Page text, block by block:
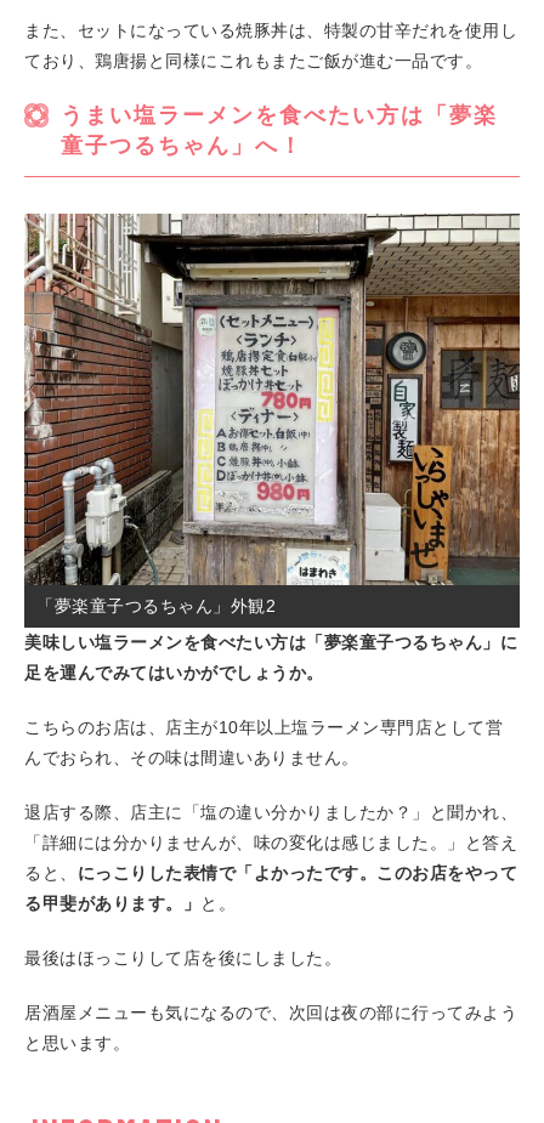
また、セットになっている焼豚丼は、特製の甘辛だれを使用し
ており、鶏唐揚と同様にこれもまたご飯が進む一品です。
うまい塩ラーメンを食べたい方は「夢楽
童子つるちゃん」へ！
「夢楽童子つるちゃん」外観2
美味しい塩ラーメンを食べたい方は「夢楽童子つるちゃん」に
足を運んでみてはいかがでしょうか。
こちらのお店は、店主が10年以上塩ラーメン専門店として営
んでおられ、その味は間違いありません。
退店する際、店主に「塩の違い分かりましたか？」と聞かれ、
「詳細には分かりませんが、味の変化は感じました。」と答え
ると、 にっこりした表情で「よかったです。このお店をやって
る甲斐があります。」 と。
最後はほっこりして店を後にしました。
居酒屋メニューも気になるので、次回は夜の部に行ってみよう
と思います。